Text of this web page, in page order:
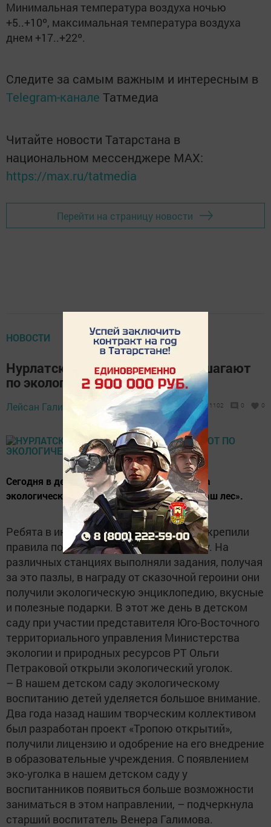
Минимальная температура воздуха ночью
+5..+10º, максимальная температура воздуха
днем +17..+22º.
Следите за самым важным и интересным в
Telegram-канале Татмедиа
Читайте новости Татарстана в
национальном мессенджере MАХ:
https://max.ru/tatmedia
Перейти на страницу новости
НОВОСТИ
Нурлатские дошколята весело шагают
по экологической тропе
Лейсан Галиева, 5 сентября 2019 - 16:33 1102 0 0
Сегодня в детском саду «Родничок» прошла
экологическая квест-игра «Идем спасать наш лес».
Ребята в интересной игровой форме закрепили
правила поведения на водоемах, в лесу. На
различных станциях выполняли задания, получая
за это пазлы, в награду от сказочной героини они
получили экологическую энциклопедию, вкусные
и полезные подарки. В этот же день в детском
саду при участии представителя Юго-Восточного
территориального управления Министерства
экологии и природных ресурсов РТ Ольги
Петраковой открыли экологический уголок.
– В нашем детском саду экологическому
воспитанию детей уделяется большое внимание.
Два года назад нашим творческим коллективом
был разработан проект «Тропою открытий»,
получили лицензию и одобрение на его внедрение
в образовательные учреждения. С появлением
эко-уголка в нашем детском саду у
воспитанников появиться больше возможности
заниматься в этом направлении, – подчеркнула
старший воспитатель Венера Галимова.